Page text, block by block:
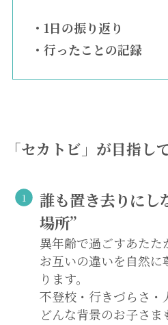
・1日の振り返り
・行ったことの記録
「セカトビ」が目指し
誰も置き去りにし
場所”
異年齢で過ごすあたた
お互いの違いを自然に
ります。
不登校・行きづらさ・
どんな背景のお子さ